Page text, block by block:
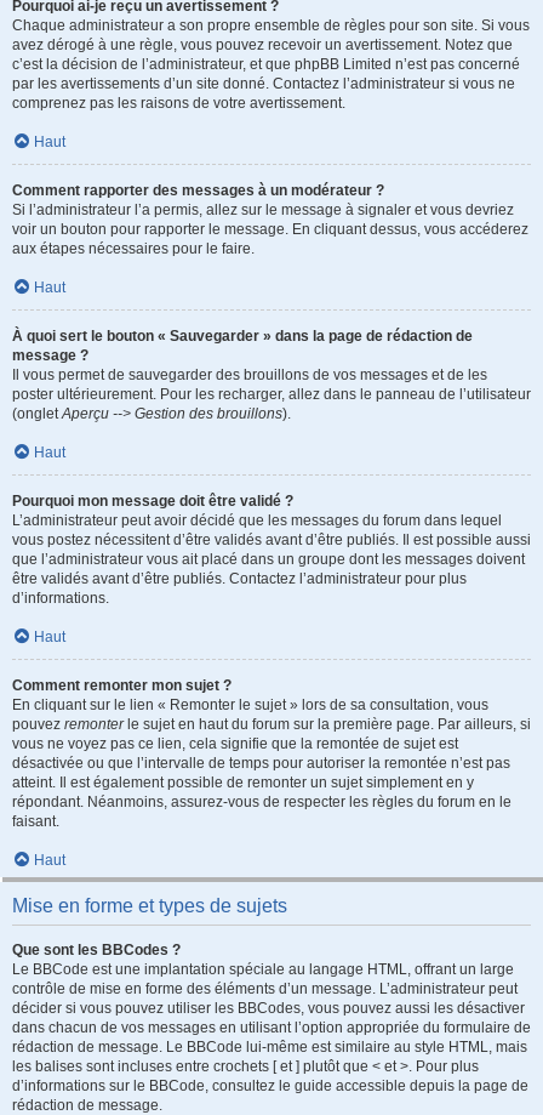
Pourquoi ai-je reçu un avertissement ?
Chaque administrateur a son propre ensemble de règles pour son site. Si vous
avez dérogé à une règle, vous pouvez recevoir un avertissement. Notez que
c’est la décision de l’administrateur, et que phpBB Limited n’est pas concerné
par les avertissements d’un site donné. Contactez l’administrateur si vous ne
comprenez pas les raisons de votre avertissement.
Haut
Comment rapporter des messages à un modérateur ?
Si l’administrateur l’a permis, allez sur le message à signaler et vous devriez
voir un bouton pour rapporter le message. En cliquant dessus, vous accéderez
aux étapes nécessaires pour le faire.
Haut
À quoi sert le bouton « Sauvegarder » dans la page de rédaction de
message ?
Il vous permet de sauvegarder des brouillons de vos messages et de les
poster ultérieurement. Pour les recharger, allez dans le panneau de l’utilisateur
(ongletAperçu --> Gestion des brouillons).
Haut
Pourquoi mon message doit être validé ?
L’administrateur peut avoir décidé que les messages du forum dans lequel
vous postez nécessitent d’être validés avant d’être publiés. Il est possible aussi
que l’administrateur vous ait placé dans un groupe dont les messages doivent
être validés avant d’être publiés. Contactez l’administrateur pour plus
d’informations.
Haut
Comment remonter mon sujet ?
En cliquant sur le lien « Remonter le sujet » lors de sa consultation, vous
pouvez remonterle sujet en haut du forum sur la première page. Par ailleurs, si
vous ne voyez pas ce lien, cela signifie que la remontée de sujet est
désactivée ou que l’intervalle de temps pour autoriser la remontée n’est pas
atteint. Il est également possible de remonter un sujet simplement en y
répondant. Néanmoins, assurez-vous de respecter les règles du forum en le
faisant.
Haut
Mise en forme et types de sujets
Que sont les BBCodes ?
Le BBCode est une implantation spéciale au langage HTML, offrant un large
contrôle de mise en forme des éléments d’un message. L’administrateur peut
décider si vous pouvez utiliser les BBCodes, vous pouvez aussi les désactiver
dans chacun de vos messages en utilisant l’option appropriée du formulaire de
rédaction de message. Le BBCode lui-même est similaire au style HTML, mais
les balises sont incluses entre crochets [ et ] plutôt que < et >. Pour plus
d’informations sur le BBCode, consultez le guide accessible depuis la page de
rédaction de message.